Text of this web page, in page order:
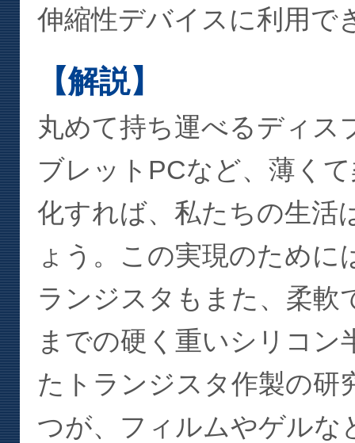
伸縮性デバイスに利用で
【解説】
丸めて持ち運べるディス
ブレットPCなど、薄く
化すれば、私たちの生活
ょう。この実現のために
ランジスタもまた、柔軟
までの硬く重いシリコン
たトランジスタ作製の研
つが、フィルムやゲルな